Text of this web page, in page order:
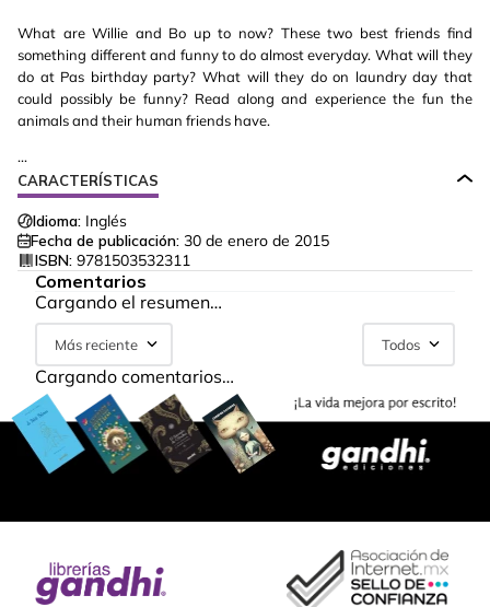
What are Willie and Bo up to now? These two best friends find
something different and funny to do almost everyday. What will they
do at Pas birthday party? What will they do on laundry day that
could possibly be funny? Read along and experience the fun the
animals and their human friends have.
...
CARACTERÍSTICAS
Idioma: Inglés
Fecha de publicación: 30 de enero de 2015
ISBN: 9781503532311
Comentarios
Cargando el resumen…
Más reciente Todos
Cargando comentarios…